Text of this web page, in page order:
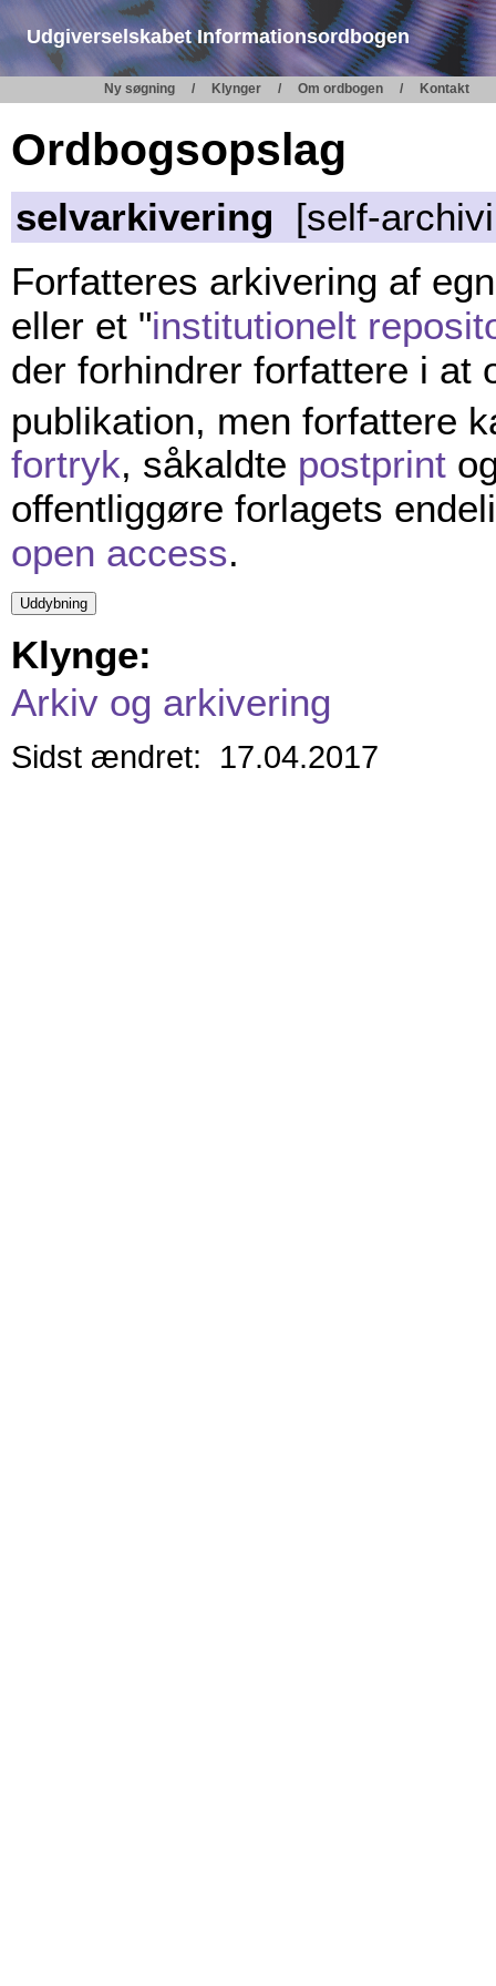
Udgiverselskabet Informationsordbogen
Ny søgning Klynger Om ordbogen Kontakt
Ordbogsopslag
selvarkivering [self-
Forfatteres arkivering af
eller et "institutionelt
der forhindrer forfattere i
publikation, men forfattere
fortryk, såkaldte postprint
offentliggøre forlagets
open access.
Klynge:
Arkiv og arkivering
Sidst ændret: 17.04.2017